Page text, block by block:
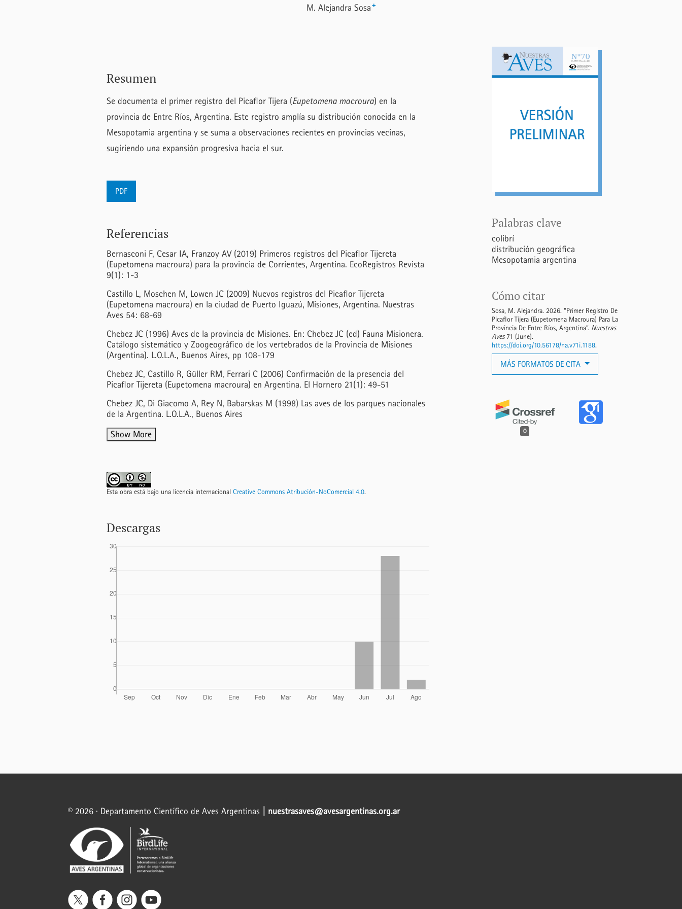
M. Alejandra Sosa +
Palabras clave
colibrí
distribución geográfica
Mesopotamia argentina
Cómo citar
Sosa, M. Alejandra. 2026. “Primer Registro De
Picaflor Tijera (Eupetomena Macroura) Para La
Provincia De Entre Ríos, Argentina”. Nuestras
Aves71 (June).
https://doi.org/10.56178/na.v71i.1188.
MÁS FORMATOS DE CITA
0
Resumen
Se documenta el primer registro del Picaflor Tijera (Eupetomena macroura) en la
provincia de Entre Ríos, Argentina. Este registro amplía su distribución conocida en la
Mesopotamia argentina y se suma a observaciones recientes en provincias vecinas,
sugiriendo una expansión progresiva hacia el sur.
PDF
Referencias
Bernasconi F, Cesar IA, Franzoy AV (2019) Primeros registros del Picaflor Tijereta
(Eupetomena macroura) para la provincia de Corrientes, Argentina. EcoRegistros Revista
9(1): 1-3
Castillo L, Moschen M, Lowen JC (2009) Nuevos registros del Picaflor Tijereta
(Eupetomena macroura) en la ciudad de Puerto Iguazú, Misiones, Argentina. Nuestras
Aves 54: 68-69
Chebez JC (1996) Aves de la provincia de Misiones. En: Chebez JC (ed) Fauna Misionera.
Catálogo sistemático y Zoogeográfico de los vertebrados de la Provincia de Misiones
(Argentina). L.O.L.A., Buenos Aires, pp 108-179
Chebez JC, Castillo R, Güller RM, Ferrari C (2006) Confirmación de la presencia del
Picaflor Tijereta (Eupetomena macroura) en Argentina. El Hornero 21(1): 49-51
Chebez JC, Di Giacomo A, Rey N, Babarskas M (1998) Las aves de los parques nacionales
de la Argentina. L.O.L.A., Buenos Aires
Show More
Esta obra está bajo una licencia internacional Creative Commons Atribución-NoComercial 4.0.
Descargas
© 2026 · Departamento Científico de Aves Argentinas | nuestrasaves@avesargentinas.org.ar